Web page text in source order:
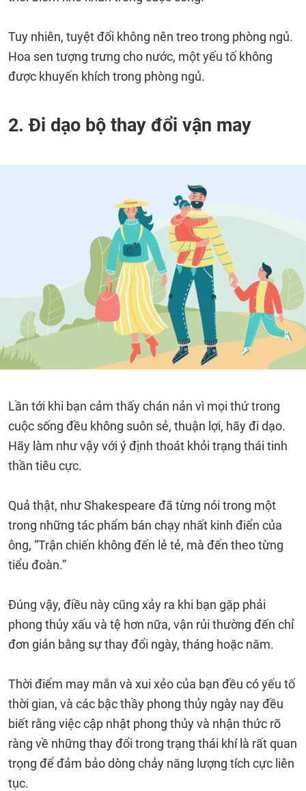
Tuy nhiên, tuyệt đối không nên treo trong phòng ngủ.
Hoa sen tượng trưng cho nước, một yếu tố không
được khuyến khích trong phòng ngủ.
2. Đi dạo bộ thay đổi vận may
Lần tới khi bạn cảm thấy chán nản vì mọi thứ trong
cuộc sống đều không suôn sẻ, thuận lợi, hãy đi dạo.
Hãy làm như vậy với ý định thoát khỏi trạng thái tinh
thần tiêu cực.
Quả thật, như Shakespeare đã từng nói trong một
trong những tác phẩm bán chạy nhất kinh điển của
ông, “Trận chiến không đến lẻ ​​tẻ, mà đến theo từng
tiểu đoàn.”
Đúng vậy, điều này cũng xảy ra khi bạn gặp phải
phong thủy xấu và tệ hơn nữa, vận rủi thường đến chỉ
đơn giản bằng sự thay đổi ngày, tháng hoặc năm.
Thời điểm may mắn và xui xẻo của bạn đều có yếu tố
thời gian, và các bậc thầy phong thủy ngày nay đều
biết rằng việc cập nhật phong thủy và nhận thức rõ
ràng về những thay đổi trong trạng thái khí là rất quan
trọng để đảm bảo dòng chảy năng lượng tích cực liên
tục.